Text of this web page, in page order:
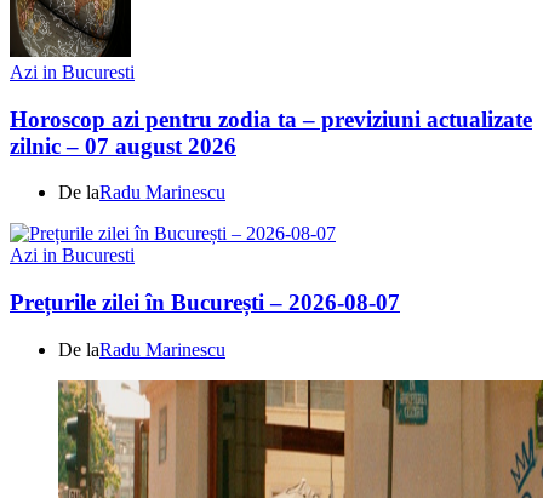
Azi in Bucuresti
Horoscop azi pentru zodia ta – previziuni actualizate
zilnic – 07 august 2026
De laRadu Marinescu
Azi in Bucuresti
Prețurile zilei în București – 2026-08-07
De laRadu Marinescu